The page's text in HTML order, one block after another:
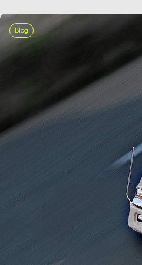
Blog
MEHR ERFAHREN